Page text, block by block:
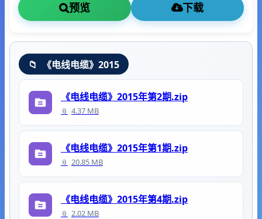
预览 下载
《电线电缆》2015
《电线电缆》2015年第2期.zip
4.37 MB
《电线电缆》2015年第1期.zip
20.85 MB
《电线电缆》2015年第4期.zip
2.02 MB